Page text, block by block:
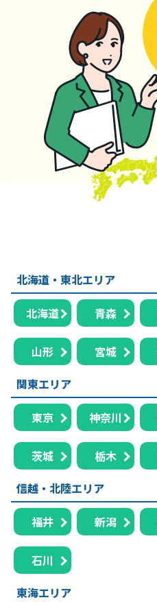
北海道・東北エリア
北海道 青森
山形 宮城
関東エリア
東京 神奈川
茨城 栃木
信越・北陸エリア
福井 新潟
石川
東海エリア